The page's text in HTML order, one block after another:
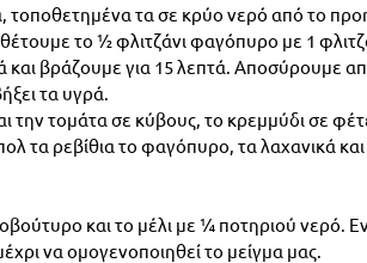
τοποθετημένα τα σε κρύο νερό από το
το ½ φλιτζάνι φαγόπυρο με 1
βράζουμε για 15 λεπτά. Αποσύρουμε
τα υγρά.
την τομάτα σε κύβους, το κρεμμύδι σε
τα ρεβίθια το φαγόπυρο, τα λαχανικά
και το μέλι με ¼ ποτηριού νερό.
να ομογενοποιηθεί το μείγμα μας.